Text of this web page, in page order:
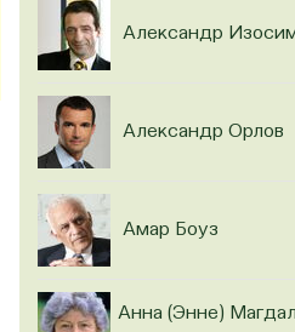
Александр
Александр Орлов
Амар Боуз
Анна (Энне)